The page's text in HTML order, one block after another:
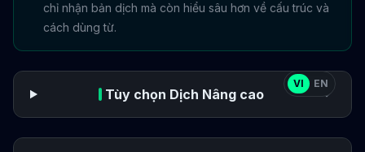
chỉ nhận bản dịch mà còn hiểu sâu hơn về cấu trúc và
cách dùng từ.
VI EN
Tùy chọn Dịch Nâng cao